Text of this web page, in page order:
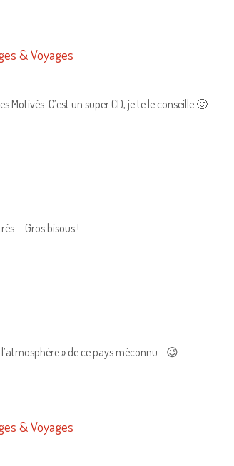
& Voyages
Motivés. C’est un super CD, je te le conseille 🙂
Gros bisous !
» de ce pays méconnu… 😉
& Voyages